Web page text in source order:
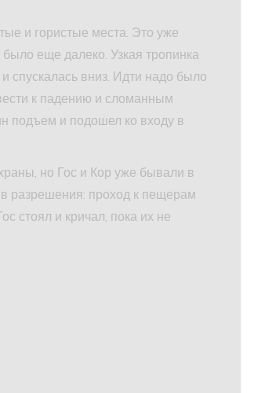
и гористые места. Это уже
еще далеко. Узкая тропинка
спускалась вниз. Идти надо было
к падению и сломанным
подъем и подошел ко входу в
но Гос и Кор уже бывали в
разрешения: проход к пещерам
стоял и кричал, пока их не